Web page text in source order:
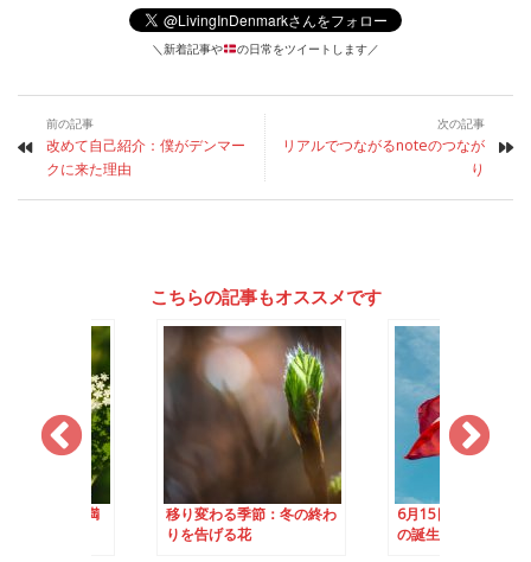
＼新着記事や の日常をツイートします／
前の記事
改めて自己紹介：僕がデンマー
クに来た理由
次の記事
リアルでつながるnoteのつなが
り
こちらの記事もオススメです
季節：6月に満
移り変わる季節：冬の終わ
りを告げる花
6月15日はデンマー
の誕生日